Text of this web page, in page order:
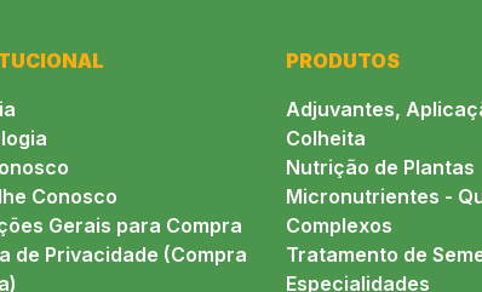
Conosco
Gerais para Compra
de Privacidade (Compra
PRODUTOS
Adjuvantes,
Colheita
Nutrição de Plantas
Micronutrientes -
Complexos
Tratamento de
Especialidades